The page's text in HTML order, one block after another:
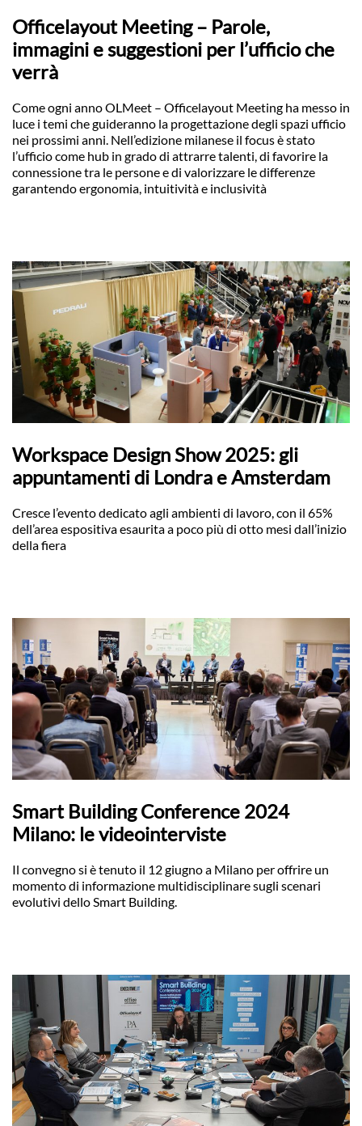
Officelayout Meeting – Parole,
immagini e suggestioni per l’ufficio che
verrà
Come ogni anno OLMeet – Officelayout Meeting ha messo in
luce i temi che guideranno la progettazione degli spazi ufficio
nei prossimi anni. Nell’edizione milanese il focus è stato
l’ufficio come hub in grado di attrarre talenti, di favorire la
connessione tra le persone e di valorizzare le differenze
garantendo ergonomia, intuitività e inclusività
Workspace Design Show 2025: gli
appuntamenti di Londra e Amsterdam
Cresce l’evento dedicato agli ambienti di lavoro, con il 65%
dell’area espositiva esaurita a poco più di otto mesi dall’inizio
della fiera
Smart Building Conference 2024
Milano: le videointerviste
Il convegno si è tenuto il 12 giugno a Milano per offrire un
momento di informazione multidisciplinare sugli scenari
evolutivi dello Smart Building.